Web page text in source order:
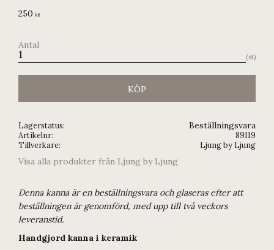
250 KR
Antal
st
KÖP
Lagerstatus Beställningsvara
Artikelnr
89119
Tillverkare
Ljung by Ljung
Visa alla produkter från Ljung by Ljung
Denna kanna är en beställningsvara och glaseras efter att
beställningen är genomförd, med upp till två veckors
leveranstid.
Handgjord kanna i keramik